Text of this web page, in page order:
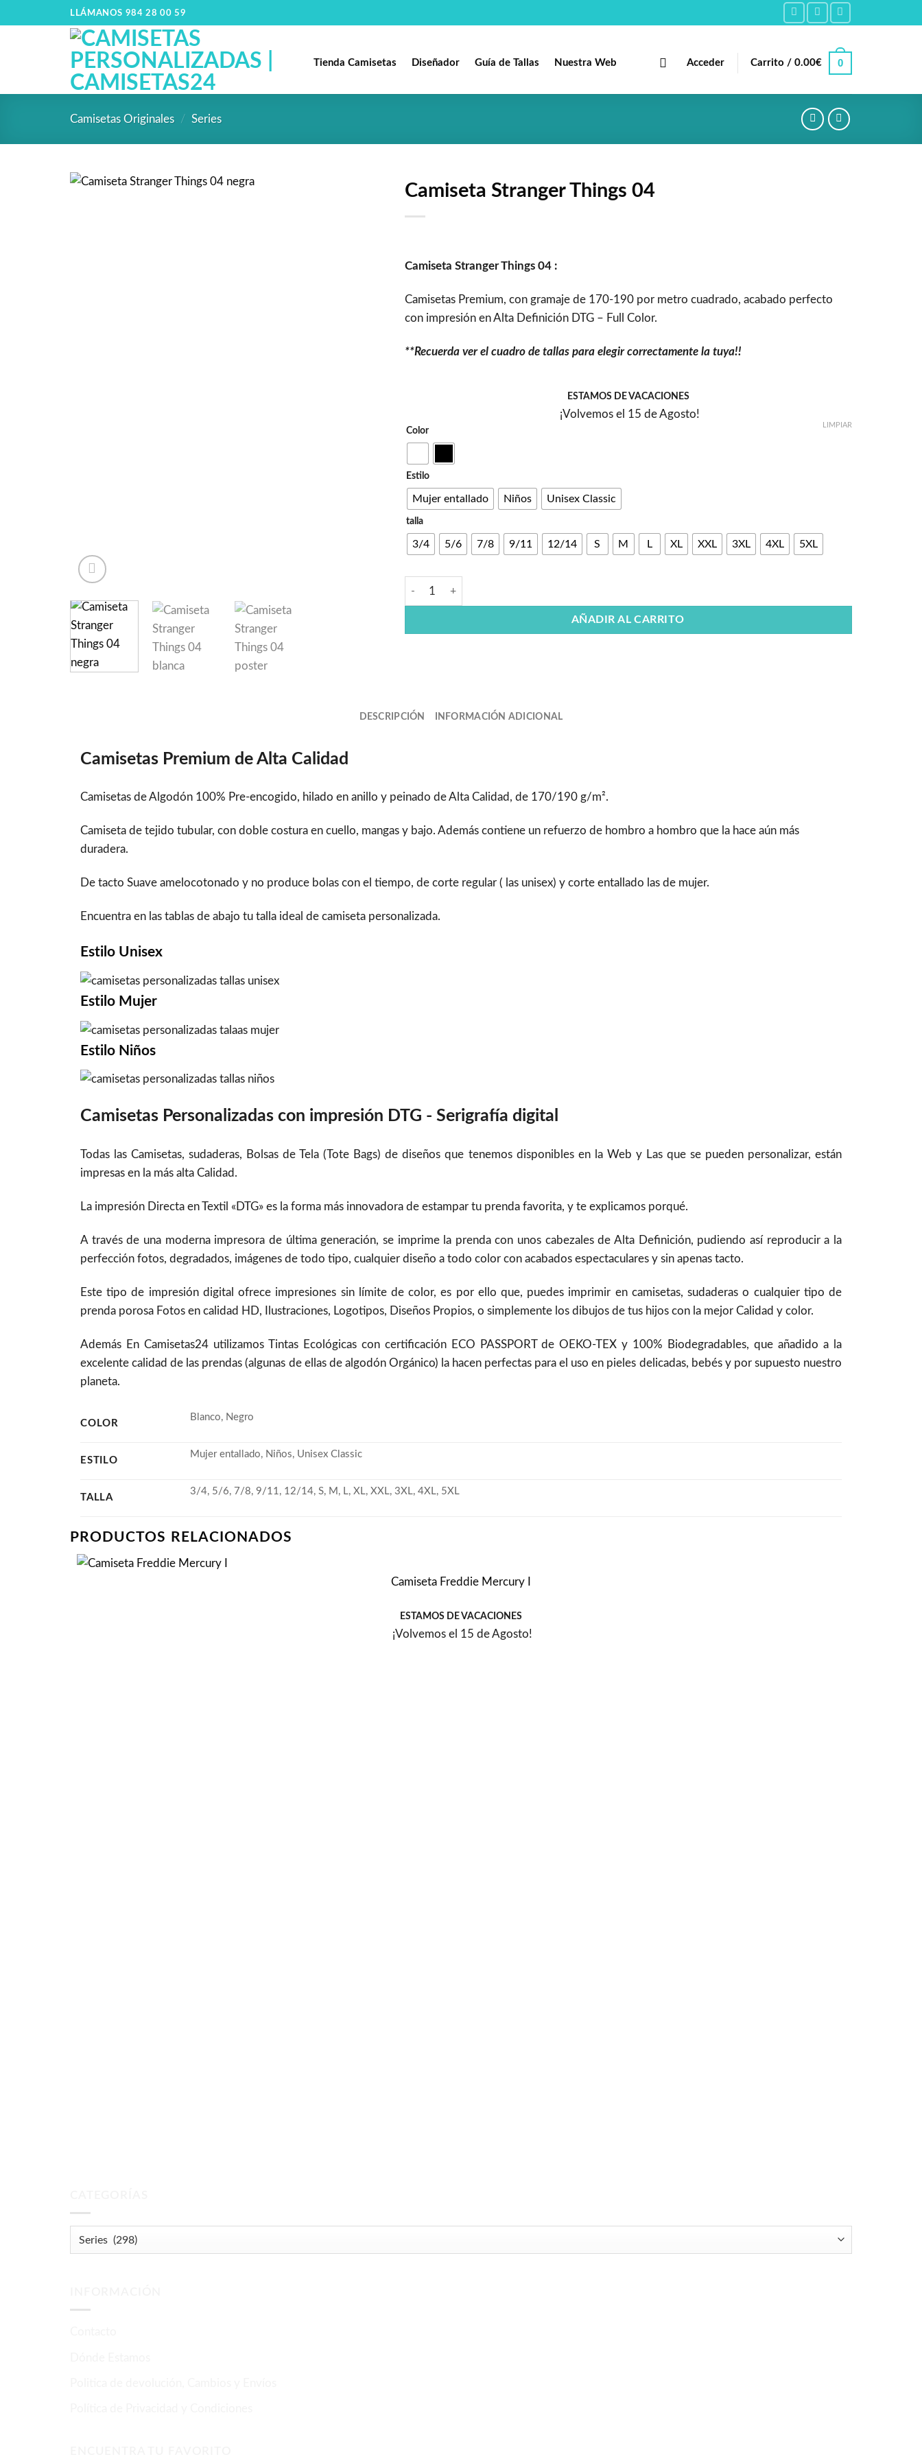
LLÁMANOS 984 28 00 59
Tienda Camisetas Diseñador Guía de Tallas Nuestra Web Acceder Carrito /0.00€ 0
Camisetas Originales / Series
Camiseta Stranger Things 04
Camiseta Stranger Things 04 :
Camisetas Premium, con gramaje de 170-190 por metro cuadrado, acabado perfecto
con impresión en Alta Definición DTG – Full Color.
**Recuerda ver el cuadro de tallas para elegir correctamente la tuya!!
ESTAMOS DE VACACIONES
¡Volvemos el 15 de Agosto!
Color
Estilo
Mujer entallado Niños Unisex Classic
talla
3/4 5/6 7/8 9/11 12/14 S M L XL XXL 3XL 4XL 5XL
LIMPIAR
AÑADIR AL CARRITO
DESCRIPCIÓN INFORMACIÓN ADICIONAL
Camisetas Premium de Alta Calidad
Camisetas de Algodón 100% Pre-encogido, hilado en anillo y peinado de Alta Calidad, de 170/190 g/m².
Camiseta de tejido tubular, con doble costura en cuello, mangas y bajo. Además contiene un refuerzo de hombro a hombro que la hace aún más
duradera.
De tacto Suave amelocotonado y no produce bolas con el tiempo, de corte regular ( las unisex) y corte entallado las de mujer.
Encuentra en las tablas de abajo tu talla ideal de camiseta personalizada.
Estilo Unisex
Estilo Mujer
Estilo Niños
Camisetas Personalizadas con impresión DTG - Serigrafía digital
Todas las Camisetas, sudaderas, Bolsas de Tela (Tote Bags) de diseños que tenemos disponibles en la Web y Las que se pueden personalizar, están
impresas en la más alta Calidad.
La impresión Directa en Textil «DTG» es la forma más innovadora de estampar tu prenda favorita, y te explicamos porqué.
A través de una moderna impresora de última generación, se imprime la prenda con unos cabezales de Alta Definición, pudiendo así reproducir a la
perfección fotos, degradados, imágenes de todo tipo, cualquier diseño a todo color con acabados espectaculares y sin apenas tacto.
Este tipo de impresión digital ofrece impresiones sin límite de color, es por ello que, puedes imprimir en camisetas, sudaderas o cualquier tipo de
prenda porosa Fotos en calidad HD, Ilustraciones, Logotipos, Diseños Propios, o simplemente los dibujos de tus hijos con la mejor Calidad y color.
Además En Camisetas24 utilizamos Tintas Ecológicas con certificación ECO PASSPORT de OEKO-TEX y 100% Biodegradables, que añadido a la
excelente calidad de las prendas (algunas de ellas de algodón Orgánico) la hacen perfectas para el uso en pieles delicadas, bebés y por supuesto nuestro
planeta.
COLOR
Blanco, Negro
ESTILO
Mujer entallado, Niños, Unisex Classic
TALLA
3/4, 5/6, 7/8, 9/11, 12/14, S, M, L, XL, XXL, 3XL, 4XL, 5XL
PRODUCTOS RELACIONADOS
Camiseta Freddie Mercury I
ESTAMOS DE VACACIONES
¡Volvemos el 15 de Agosto!